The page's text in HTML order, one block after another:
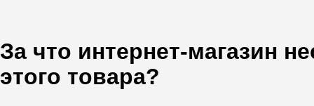
За что интернет-магазин
этого товара?